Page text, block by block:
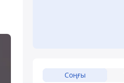
Соңғы